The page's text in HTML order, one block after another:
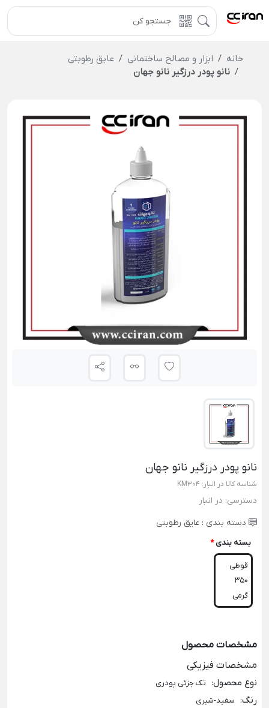
خانه ابزار و مصالح ساختمانی
عایق رطوبتی
نانو پودر درزگیر نانو جهان
نانو پودر درزگیر نانو جهان
شناسه کالا در انبار: KM304
دسترسی: در انبار
دسته بندی : عایق رطوبتی
بسته بندی *
قوطی
350
گرمی
مشخصات محصول
مشخصات فیزیکی
نوع محصول: تک جزئی پودری
رنگ: سفید-شیری